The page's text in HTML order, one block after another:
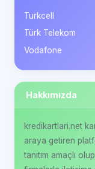
Turkcell
Türk Telekom
Vodafone
Hakkımızda
kredikartlari.net
araya getiren
tanıtım amaçlı